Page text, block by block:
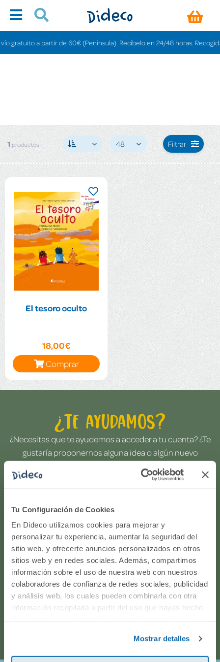
Tu Configuración de Cookies
En Dideco utilizamos cookies para mejorar y
personalizar tu experiencia, aumentar la seguridad del
sitio web, y ofrecerte anuncios personalizados en otros
sitios web y en redes sociales. Además, compartimos
información sobre el uso de nuestra web con nuestros
colaboradores de confianza de redes sociales, publicidad
y análisis web, los cuales pueden combinarla con otra
información recopilada a partir del uso que hayas hecho
Mostrar detalles
gratuito a partir de 60€ (Península). Recíbelo en 24/48 horas. Recogida
1 productos 48 Filtrar
El tesoro oculto
18,00€
Comprar
¿Te ayudamos?
¿Necesitas que te ayudemos a acceder a tu cuenta? ¿Te
gustaría proponernos alguna idea o algún nuevo
producto? ¿Has realizado un pedido y quieres saber si
todo va viento en popa? Ponte en contacto con
nosotros.
916597360
Correo electrónico
Horario de atención telefónica: de Lunes a Viernes, de
9:00h a 17:00h.